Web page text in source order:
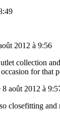
2012 à 9:56
collection
for that
8 août 2012 à
closefitting